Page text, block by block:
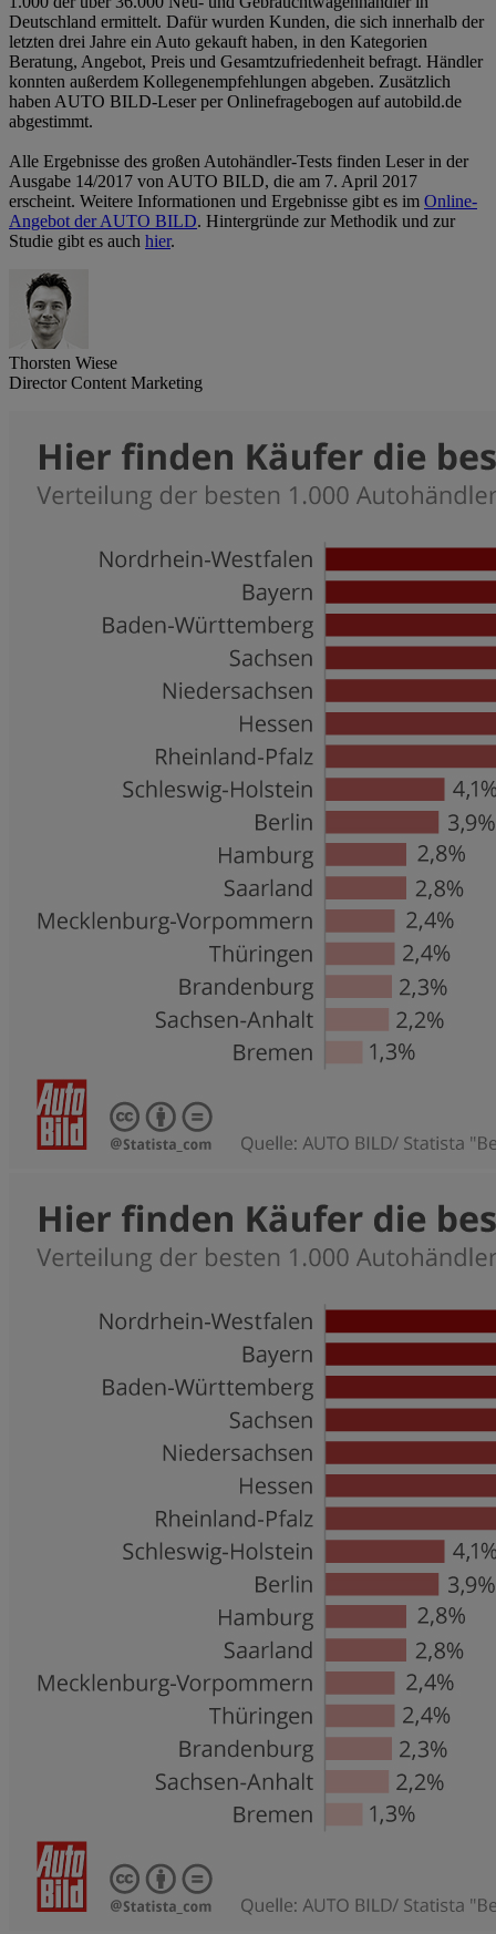
Deutschland ermittelt. Dafür wurden Kunden, die sich innerhalb der
letzten drei Jahre ein Auto gekauft haben, in den Kategorien
Beratung, Angebot, Preis und Gesamtzufriedenheit befragt. Händler
konnten außerdem Kollegenempfehlungen abgeben. Zusätzlich
haben AUTO BILD-Leser per Onlinefragebogen auf autobild.de
abgestimmt.
Alle Ergebnisse des großen Autohändler-Tests finden Leser in der
Ausgabe 14/2017 von AUTO BILD, die am 7. April 2017
erscheint. Weitere Informationen und Ergebnisse gibt es im Online-
Angebot der AUTO BILD. Hintergründe zur Methodik und zur
Studie gibt es auch hier.
Thorsten Wiese
Director Content Marketing